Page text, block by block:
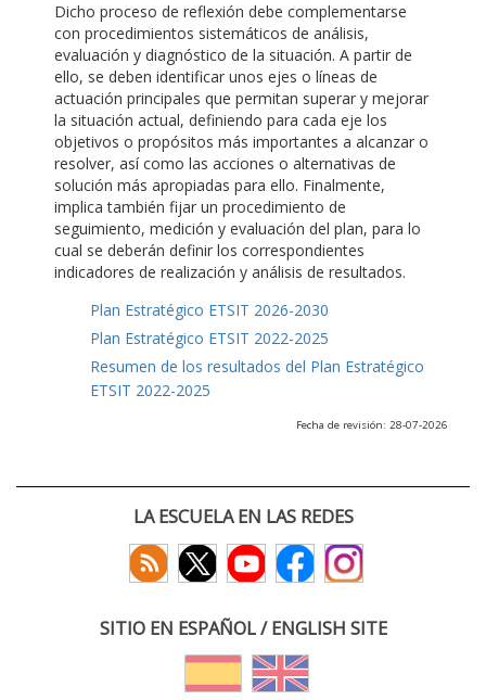
Dicho proceso de reflexión debe complementarse
con procedimientos sistemáticos de análisis,
evaluación y diagnóstico de la situación. A partir de
ello, se deben identificar unos ejes o líneas de
actuación principales que permitan superar y mejorar
la situación actual, definiendo para cada eje los
objetivos o propósitos más importantes a alcanzar o
resolver, así como las acciones o alternativas de
solución más apropiadas para ello. Finalmente,
implica también fijar un procedimiento de
seguimiento, medición y evaluación del plan, para lo
cual se deberán definir los correspondientes
indicadores de realización y análisis de resultados.
Plan Estratégico ETSIT 2026-2030
Plan Estratégico ETSIT 2022-2025
Resumen de los resultados del Plan Estratégico
ETSIT 2022-2025
Fecha de revisión: 28-07-2026
LA ESCUELA EN LAS REDES
SITIO EN ESPAÑOL / ENGLISH SITE